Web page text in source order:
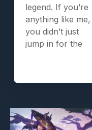
legend. If you’re
anything like me,
you didn’t just
jump in for the